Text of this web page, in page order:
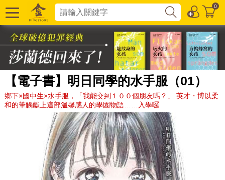
0
【電子書】明日同學的水手服（01）
鄉下×國中生×水手服，「我能交到１００個朋友嗎？」 英才・博以柔
和的筆觸獻上這部溫馨感人的學園物語……入學囉